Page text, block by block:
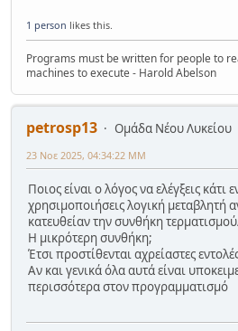
1 person likes this.
Programs must be written for people to
machines to execute - Harold Abelson
petrosp13
Ομάδα Νέου Λυκείου
23 Νοε 2025, 04:34:22 ΜΜ
Ποιος είναι ο λόγος να ελέγξεις κάτι
χρησιμοποιήσεις λογική μεταβλητή
κατευθείαν την συνθήκη
Η μικρότερη συνθήκη;
Έτσι προστίθενται αχρείαστες
Αν και γενικά όλα αυτά είναι
περισσότερα στον προγραμματισμό